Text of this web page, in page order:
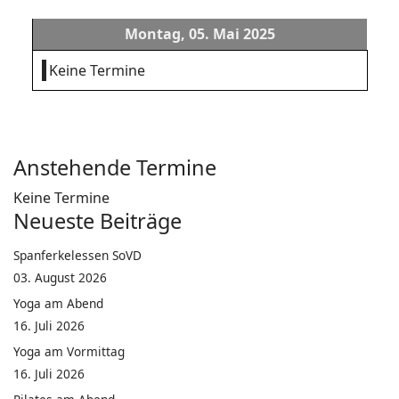
Montag, 05. Mai 2025
Keine Termine
Anstehende Termine
Keine Termine
Neueste Beiträge
Spanferkelessen SoVD
03. August 2026
Yoga am Abend
16. Juli 2026
Yoga am Vormittag
16. Juli 2026